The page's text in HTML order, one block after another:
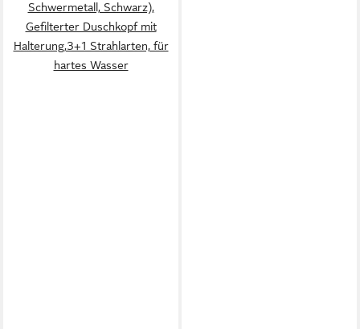
Schwermetall, Schwarz),
Gefilterter Duschkopf mit
Halterung,3+1 Strahlarten, für
hartes Wasser